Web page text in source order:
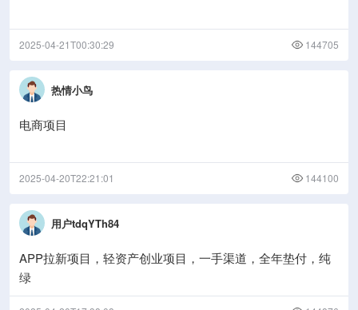
2025-04-21T00:30:29 144705
热情小鸟
电商项目
2025-04-20T22:21:01 144100
用户tdqYTh84
APP拉新项目，轻资产创业项目，一手渠道，全年垫付，纯
绿